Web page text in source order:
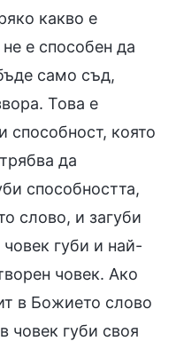
какво е
е способен да
само съд,
Това е
способност, която
да
способността,
слово, и загуби
губи и най-
човек. Ако
в Божието слово
човек губи своя